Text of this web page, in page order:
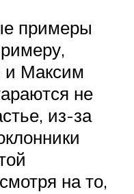
примеры
и Максим
не
из-за
на то,